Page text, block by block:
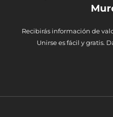
Recibirás información de
Unirse es fácil y gratis.